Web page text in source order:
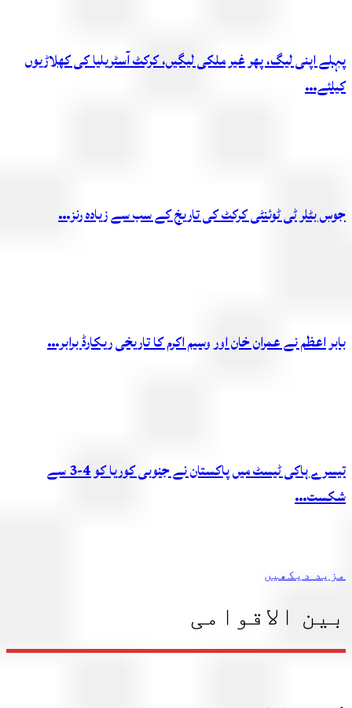
پہلے اپنی لیگ، پھر غیر ملکی لیگیں، کرکٹ آسٹریلیا کی کھلاڑیوں
کیلئے…
جوس بٹلر ٹی ٹوئنٹی کرکٹ کی تاریخ کے سب سے زیادہ رنز…
بابر اعظم نے عمران خان اور وسیم اکرم کا تاریخی ریکارڈ برابر…
تیسرے ہاکی ٹیسٹ میں پاکستان نے جنوبی کوریا کو 4-3 سے
شکست…
مزید دیکھیں
بین الاقوامی